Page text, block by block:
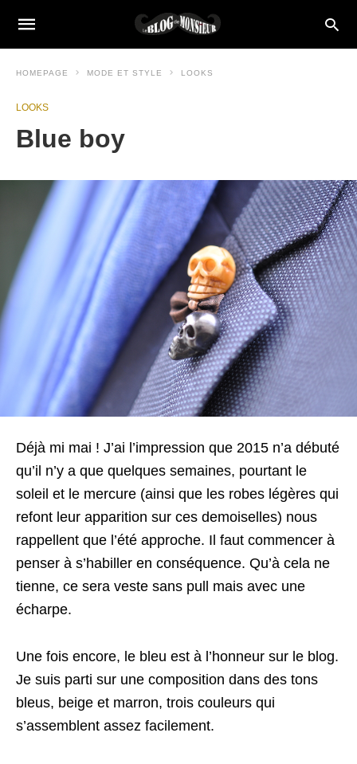
HOMEPAGE MODE ET STYLE LOOKS
LOOKS
Blue boy
Déjà mi mai ! J’ai l’impression que 2015 n’a débuté
qu’il n’y a que quelques semaines, pourtant le
soleil et le mercure (ainsi que les robes légères qui
refont leur apparition sur ces demoiselles) nous
rappellent que l’été approche. Il faut commencer à
penser à s’habiller en conséquence. Qu’à cela ne
tienne, ce sera veste sans pull mais avec une
écharpe.
Une fois encore, le bleu est à l’honneur sur le blog.
Je suis parti sur une composition dans des tons
bleus, beige et marron, trois couleurs qui
s’assemblent assez facilement.